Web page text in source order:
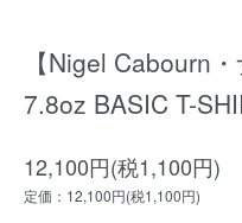
【Nigel Cabourn
7.8oz BASIC T-
12,100円(税1,100円)
定価：12,100円(税1,100円)